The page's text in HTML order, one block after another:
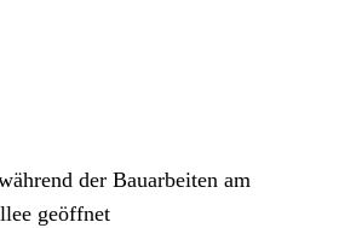
der Bauarbeiten am
geöffnet